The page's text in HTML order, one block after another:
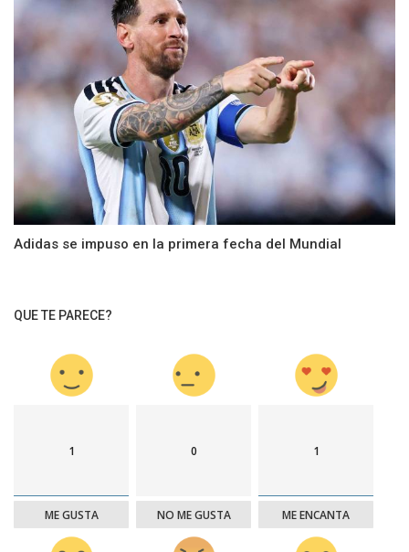
Adidas se impuso en la primera fecha del Mundial
QUE TE PARECE?
1
ME GUSTA
0
NO ME GUSTA
1
ME ENCANTA